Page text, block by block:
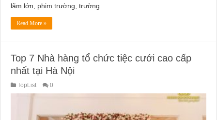
lãm lớn, phim trường, trường …
Read More »
Top 7 Nhà hàng tổ chức tiệc cưới cao cấp
nhất tại Hà Nội
TopList 0